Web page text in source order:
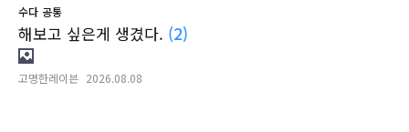
수다 공통
해보고 싶은게 생겼다. (2)
고명한레이븐 2026.08.08